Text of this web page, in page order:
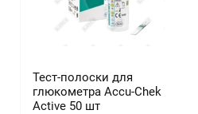
Тест-полоски для
глюкометра Accu-Chek
Active 50 шт